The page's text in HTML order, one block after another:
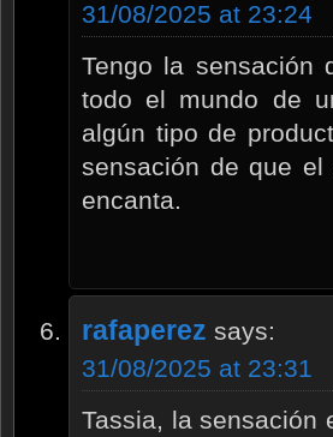
31/08/2025 at 23:24
Tengo la sensación
todo el mundo de
algún tipo de
sensación de que
encanta.
rafaperez says:
31/08/2025 at 23:31
Tassia, la sensación